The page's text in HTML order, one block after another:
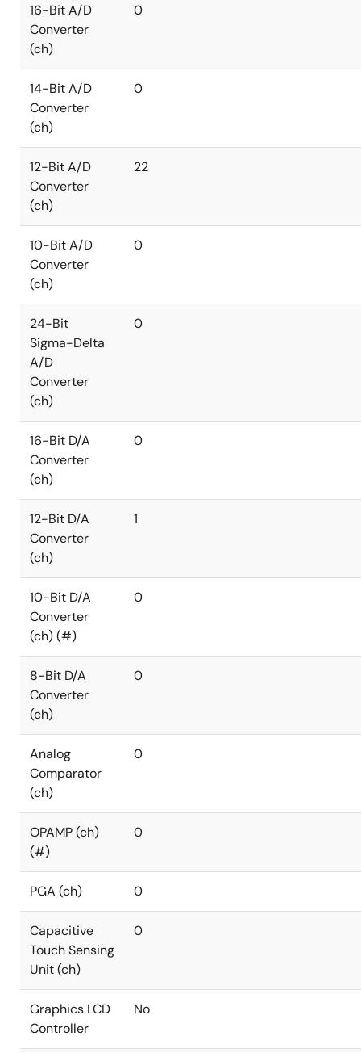
16-Bit A/D
Converter
(ch)
0
14-Bit A/D
Converter
(ch)
0
12-Bit A/D
Converter
(ch)
22
10-Bit A/D
Converter
(ch)
0
24-Bit
Sigma-Delta
A/D
Converter
(ch)
0
16-Bit D/A
Converter
(ch)
0
12-Bit D/A
Converter
(ch)
1
10-Bit D/A
Converter
(ch) (#)
0
8-Bit D/A
Converter
(ch)
0
Analog
Comparator
(ch)
0
OPAMP (ch)
(#)
0
PGA (ch) 0
Capacitive
Touch Sensing
Unit (ch)
0
Graphics LCD
Controller
No